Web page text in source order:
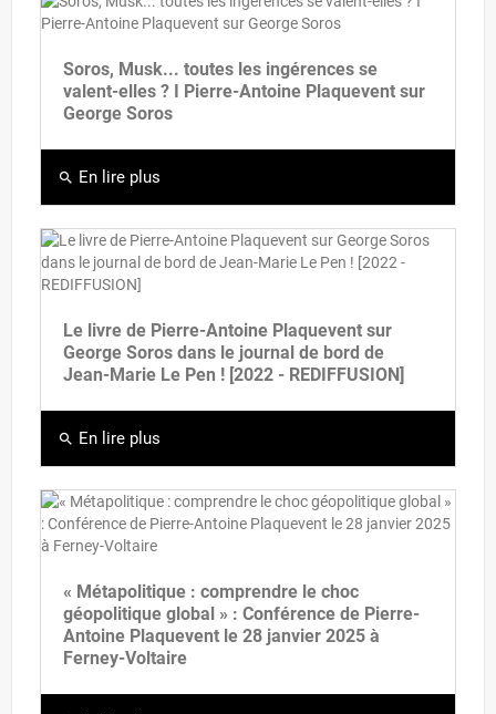
Soros, Musk... toutes les ingérences se
valent-elles ? I Pierre-Antoine Plaquevent sur
George Soros
search En lire plus
Le livre de Pierre-Antoine Plaquevent sur
George Soros dans le journal de bord de
Jean-Marie Le Pen ! [2022 - REDIFFUSION]
search En lire plus
« Métapolitique : comprendre le choc
géopolitique global » : Conférence de Pierre-
Antoine Plaquevent le 28 janvier 2025 à
Ferney-Voltaire